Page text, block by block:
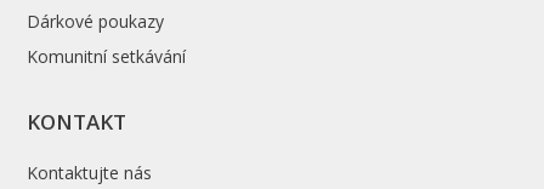
Dárkové poukazy
Komunitní setkávání
KONTAKT
Kontaktujte nás